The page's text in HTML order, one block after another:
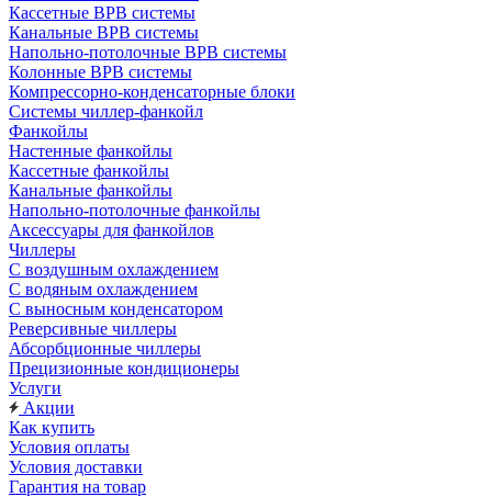
Кассетные ВРВ системы
Канальные ВРВ системы
Напольно-потолочные ВРВ системы
Колонные ВРВ системы
Компрессорно-конденсаторные блоки
Системы чиллер-фанкойл
Фанкойлы
Настенные фанкойлы
Кассетные фанкойлы
Канальные фанкойлы
Напольно-потолочные фанкойлы
Аксессуары для фанкойлов
Чиллеры
С воздушным охлаждением
С водяным охлаждением
С выносным конденсатором
Реверсивные чиллеры
Абсорбционные чиллеры
Прецизионные кондиционеры
Услуги
Акции
Как купить
Условия оплаты
Условия доставки
Гарантия на товар